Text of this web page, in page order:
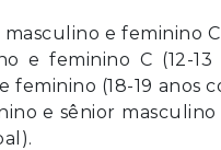
e feminino C
feminino C (12-13
(18-19 anos
e sênior